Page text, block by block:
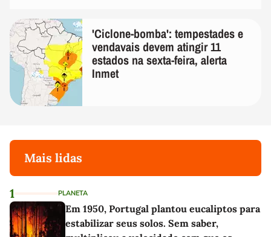
'Ciclone-bomba': tempestades e
vendavais devem atingir 11
estados na sexta-feira, alerta
Inmet
Mais lidas
1 PLANETA
Em 1950, Portugal plantou eucaliptos para
estabilizar seus solos. Sem saber,